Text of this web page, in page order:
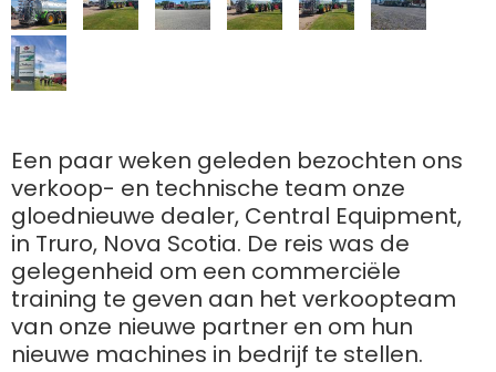
MyJOSKIN
Dansk
Suomi
Magyar
Български
Een paar weken geleden bezochten ons
verkoop- en technische team onze
gloednieuwe dealer, Central Equipment,
in Truro, Nova Scotia. De reis was de
gelegenheid om een commerciële
training te geven aan het verkoopteam
van onze nieuwe partner en om hun
nieuwe machines in bedrijf te stellen.